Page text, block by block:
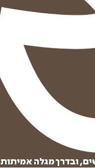
הוספה
ובדרך מגלה